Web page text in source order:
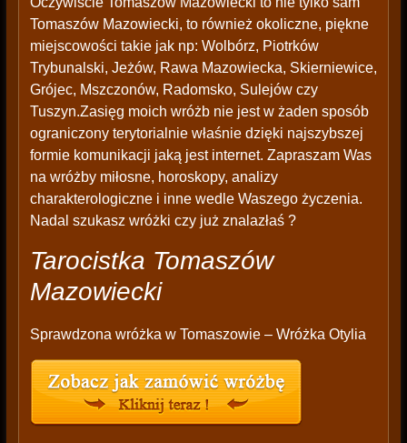
Tomaszów Mazowiecki, to również okoliczne, piękne
miejscowości takie jak np: Wolbórz, Piotrków
Trybunalski, Jeżów, Rawa Mazowiecka, Skierniewice,
Grójec, Mszczonów, Radomsko, Sulejów czy
Tuszyn.Zasięg moich wróżb nie jest w żaden sposób
ograniczony terytorialnie właśnie dzięki najszybszej
formie komunikacji jaką jest internet. Zapraszam Was
na wróżby miłosne, horoskopy, analizy
charakterologiczne i inne wedle Waszego życzenia.
Nadal szukasz wróżki czy już znalazłaś ?
Tarocistka Tomaszów
Mazowiecki
Sprawdzona wróżka w Tomaszowie – Wróżka Otylia